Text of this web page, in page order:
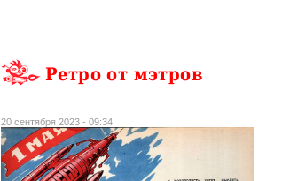
Ретро от мэтров
20 сентября 2023 - 09:34